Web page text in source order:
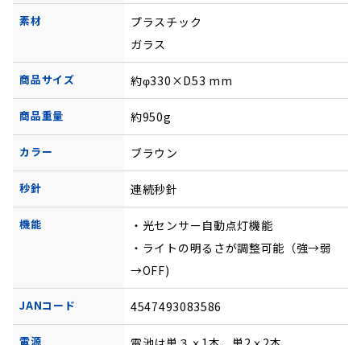
素材
プラスチック
ガラス
商品サイズ 約φ330×D53 mm
商品重量 約950g
カラー ブラウン
秒針 連続秒針
機能
・光センサー自動点灯機能
・ライトの明るさが調整可能（強→弱
→OFF)
JANコード 4547493083586
電源